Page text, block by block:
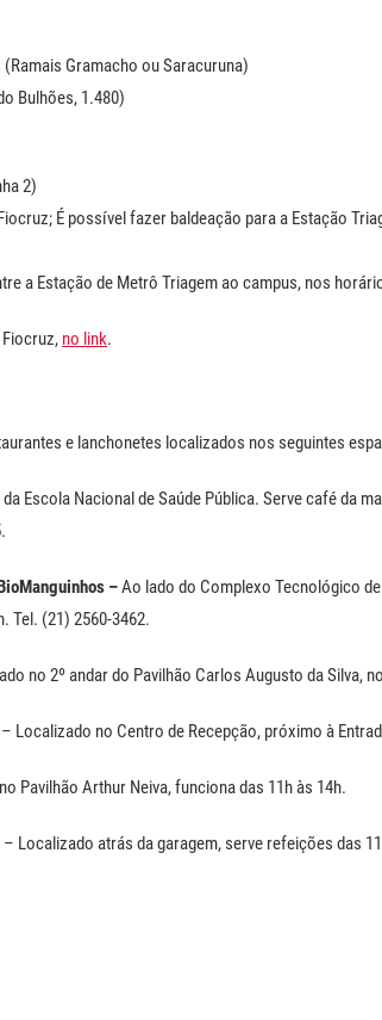
Gramacho ou Saracuruna)
Bulhões, 1.480)
2)
É possível fazer baldeação para a Estação
a Estação de Metrô Triagem ao campus, nos
no link.
e lanchonetes localizados nos seguintes
Escola Nacional de Saúde Pública. Serve café da
–Ao lado do Complexo Tecnológico
Tel. (21) 2560-3462.
no 2º andar do Pavilhão Carlos Augusto da Silva,
Localizado no Centro de Recepção, próximo à
Pavilhão Arthur Neiva, funciona das 11h às 14h.
– Localizado atrás da garagem, serve refeições das